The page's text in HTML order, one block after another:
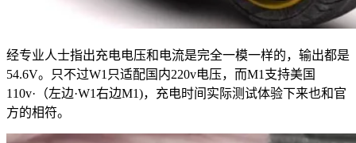
经专业人士指出充电电压和电流是完全一模一样的，输出都是
54.6V。只不过W1只适配国内220v电压，而M1支持美国
110v·（左边·W1右边M1)，充电时间实际测试体验下来也和官
方的相符。